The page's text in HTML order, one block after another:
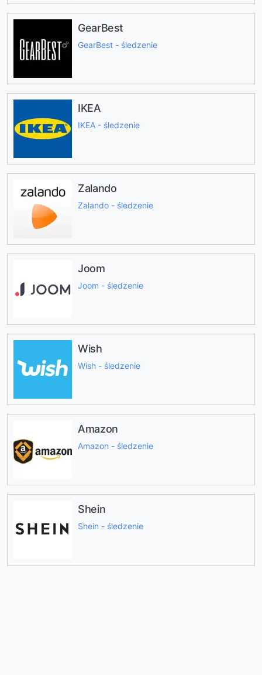
GearBest
GearBest - śledzenie
IKEA
IKEA - śledzenie
Zalando
Zalando - śledzenie
Joom
Joom - śledzenie
Wish
Wish - śledzenie
Amazon
Amazon - śledzenie
Shein
Shein - śledzenie